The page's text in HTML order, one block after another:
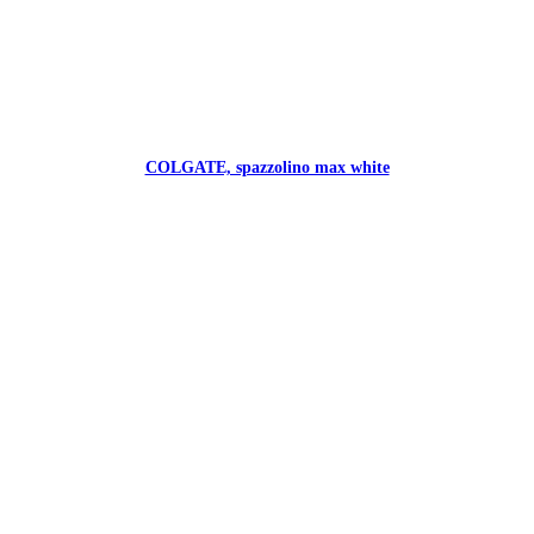
COLGATE, spazzolino max white